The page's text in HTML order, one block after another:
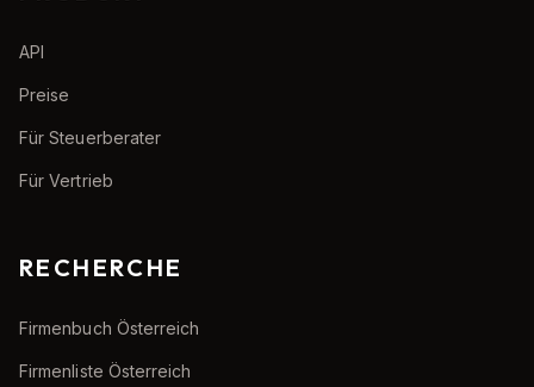
API
Preise
Für Steuerberater
Für Vertrieb
RECHERCHE
Firmenbuch Österreich
Firmenliste Österreich